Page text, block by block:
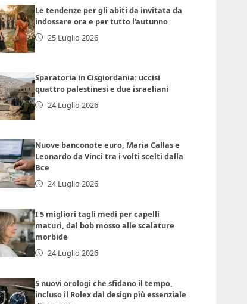
Le tendenze per gli abiti da invitata da
indossare ora e per tutto l’autunno
25 Luglio 2026
Sparatoria in Cisgiordania: uccisi
quattro palestinesi e due israeliani
24 Luglio 2026
Nuove banconote euro, Maria Callas e
Leonardo da Vinci tra i volti scelti dalla
Bce
24 Luglio 2026
I 5 migliori tagli medi per capelli
maturi, dal bob mosso alle scalature
morbide
24 Luglio 2026
5 nuovi orologi che sfidano il tempo,
incluso il Rolex dal design più essenziale